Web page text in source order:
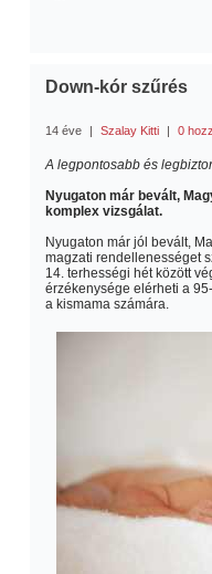
Down-kór szűrés
14 éve | Szalay Kitti | 0
A legpontosabb és
Nyugaton már bevált,
komplex vizsgálat.
Nyugaton már jól bevált,
magzati rendellenességet
14. terhességi hét között
érzékenysége elérheti a
a kismama számára.